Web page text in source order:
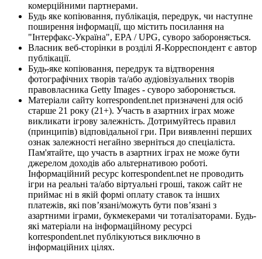
комерційними партнерами.
Будь яке копіювання, публікація, передрук, чи наступне
поширення інформації, що містить посилання на
"Інтерфакс-Україна", EPA / UPG, суворо забороняється.
Власник веб-сторінки в розділі Я-Корреспондент є автор
публікації.
Будь-яке копіювання, передрук та відтворення
фотографічних творів та/або аудіовізуальних творів
правовласника Getty Images - суворо забороняється.
Матеріали сайту korrespondent.net призначені для осіб
старше 21 року (21+). Участь в азартних іграх може
викликати ігрову залежність. Дотримуйтесь правил
(принципів) відповідальної гри. При виявленні перших
ознак залежності негайно зверніться до спеціаліста.
Пам'ятайте, що участь в азартних іграх не може бути
джерелом доходів або альтернативою роботі.
Інформаційний ресурс korrespondent.net не проводить
ігри на реальні та/або віртуальні гроші, також сайт не
приймає ні в якій формі оплату ставок та інших
платежів, які пов’язані/можуть бути пов’язані з
азартними іграми, букмекерами чи тоталізаторами. Будь-
які матеріали на інформаційному ресурсі
korrespondent.net публікуються виключно в
інформаційних цілях.